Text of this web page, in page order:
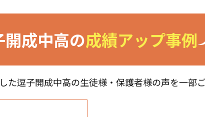
開成中高の成績アップ事例
た逗子開成中高の生徒様・保護者様の声を一部